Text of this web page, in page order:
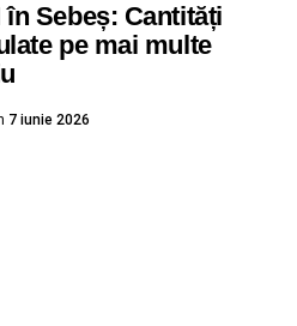
în Sebeș: Cantități
pe mai multe
7 iunie 2026